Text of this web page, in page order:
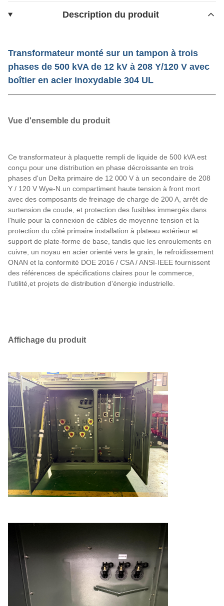
Description du produit
Transformateur monté sur un tampon à trois
phases de 500 kVA de 12 kV à 208 Y/120 V avec
boîtier en acier inoxydable 304 UL
Vue d'ensemble du produit
Ce transformateur à plaquette rempli de liquide de 500 kVA est
conçu pour une distribution en phase décroissante en trois
phases d'un Delta primaire de 12 000 V à un secondaire de 208
Y / 120 V Wye-N.un compartiment haute tension à front mort
avec des composants de freinage de charge de 200 A, arrêt de
surtension de coude, et protection des fusibles immergés dans
l'huile pour la connexion de câbles de moyenne tension et la
protection du côté primaire.installation à plateau extérieur et
support de plate-forme de base, tandis que les enroulements en
cuivre, un noyau en acier orienté vers le grain, le refroidissement
ONAN et la conformité DOE 2016 / CSA / ANSI-IEEE fournissent
des références de spécifications claires pour le commerce,
l'utilité,et projets de distribution d'énergie industrielle.
Affichage du produit